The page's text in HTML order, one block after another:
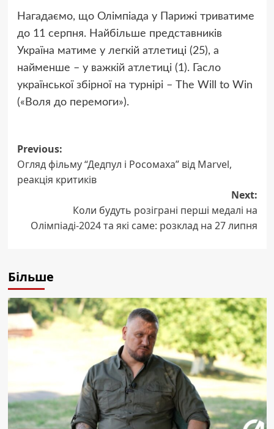
Нагадаємо, що Олімпіада у Парижі триватиме
до 11 серпня. Найбільше представників
Україна матиме у легкій атлетиці (25), а
найменше – у важкій атлетиці (1). Гасло
української збірної на турнірі – The Will to Win
(«Воля до перемоги»).
Post
navigation
Previous:
Огляд фільму “Дедпул і Росомаха” від Marvel,
реакція критиків
Next:
Коли будуть розіграні перші медалі на
Олімпіаді-2024 та які саме: розклад на 27 липня
Більше